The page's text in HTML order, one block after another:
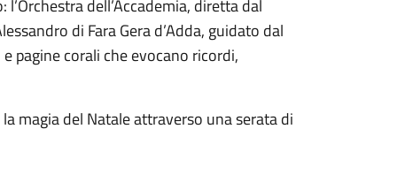
dell’Accademia, diretta dal
di Fara Gera d’Adda, guidato dal
pagine corali che evocano ricordi,
magia del Natale attraverso una serata di